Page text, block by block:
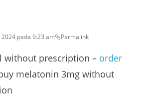
pada 9:23 am Permalink
without prescription – order
melatonin 3mg without